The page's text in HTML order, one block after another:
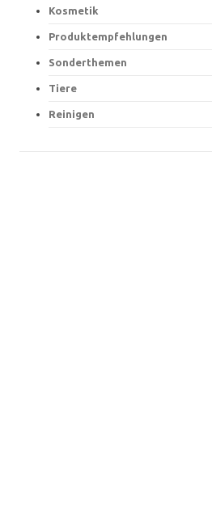
Kosmetik
Produktempfehlungen
Sonderthemen
Tiere
Reinigen